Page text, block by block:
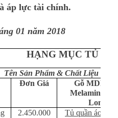
áp lực tài chính.
01 năm 2018
HẠNG MỤC TỦ
Tên Sản Phẩm & Chất Liệu Gỗ
Đơn Giá
Gỗ MDF
Melamine
Long
2.450.000 Tủ quần áo gỗ